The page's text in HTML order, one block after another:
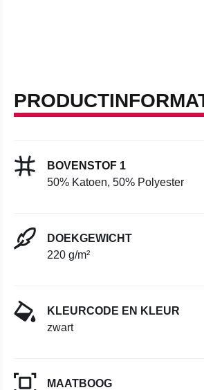
BOVENSTOF 1
50% Katoen, 50% Polyester
DOEKGEWICHT
220 g/m²
KLEURCODE EN KLEUR
zwart
MAATBOOG